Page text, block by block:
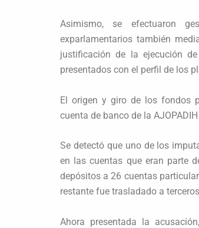
Asimismo, se efectuaron
exparlamentarios también
justificación de la ejecución
presentados con el perfil de los
El origen y giro de los fondos
cuenta de banco de la
Se detectó que uno de los
en las cuentas que eran parte
depósitos a 26 cuentas
restante fue trasladado a
Ahora presentada la